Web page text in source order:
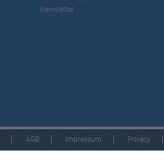
Newsletter
AGB Impressum Privacy